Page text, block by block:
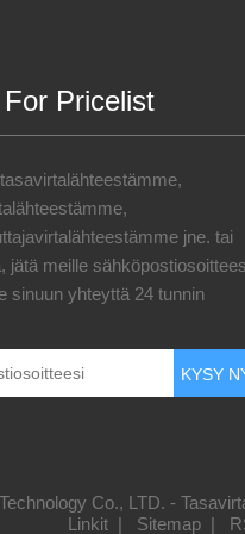
Pricelist
jne. tai
jätä meille
sinuun yhteyttä 24 tunnin
Co., LTD. -
Linkit| Sitemap|